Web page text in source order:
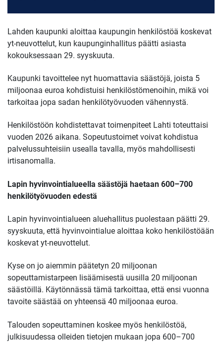
Lahden kaupunki aloittaa kaupungin henkilöstöä koskevat
yt-neuvottelut, kun kaupunginhallitus päätti asiasta
kokouksessaan 29. syyskuuta.
Kaupunki tavoittelee nyt huomattavia säästöjä, joista 5
miljoonaa euroa kohdistuisi henkilöstömenoihin, mikä voi
tarkoitaa jopa sadan henkilötyövuoden vähennystä.
Henkilöstöön kohdistettavat toimenpiteet Lahti toteuttaisi
vuoden 2026 aikana. Sopeutustoimet voivat kohdistua
palvelussuhteisiin usealla tavalla, myös mahdollisesti
irtisanomalla.
Lapin hyvinvointialueella säästöjä haetaan 600–700
henkilötyövuoden edestä
Lapin hyvinvointialueen aluehallitus puolestaan päätti 29.
syyskuuta, että hyvinvointialue aloittaa koko henkilöstöään
koskevat yt-neuvottelut.
Kyse on jo aiemmin päätetyn 20 miljoonan
sopeuttamistarpeen lisäämisestä uusilla 20 miljoonan
säästöillä. Käytönnässä tämä tarkoittaa, että ensi vuonna
tavoite säästää on yhteensä 40 miljoonaa euroa.
Talouden sopeuttaminen koskee myös henkilöstöä,
julkisuudessa olleiden tietojen mukaan jopa 600–700